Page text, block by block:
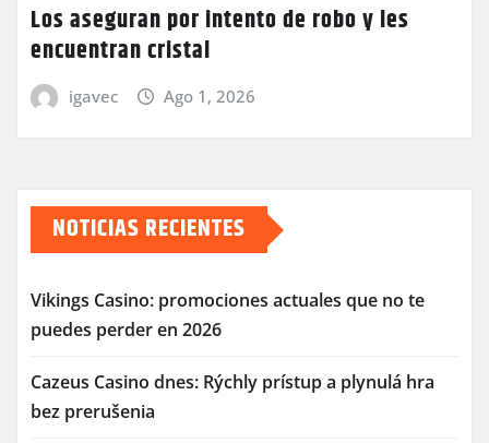
Los aseguran por intento de robo y les
encuentran cristal
igavec Ago 1, 2026
NOTICIAS RECIENTES
Vikings Casino: promociones actuales que no te
puedes perder en 2026
Cazeus Casino dnes: Rýchly prístup a plynulá hra
bez prerušenia